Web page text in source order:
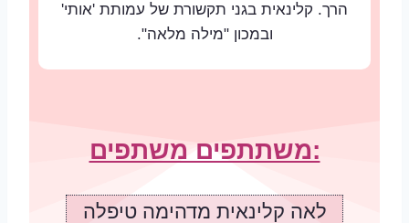
הרך. קלינאית בגני תקשורת של עמותת 'אותי'
ובמכון "מילה מלאה".
:משתתפים משתפים
לאה קלינאית מדהימה טיפלה